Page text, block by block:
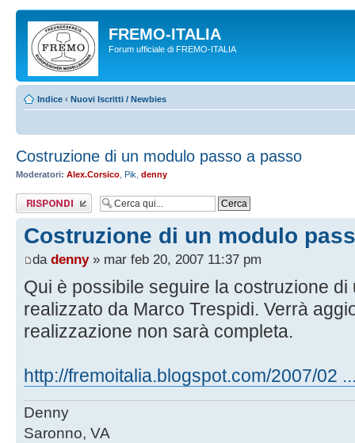
FREMO-ITALIA
Forum ufficiale di FREMO-ITALIA
Indice ‹ Nuovi Iscritti / Newbies
Costruzione di un modulo passo a passo
Moderatori: Alex.Corsico Pik denny
Rispondi al
messaggio
Costruzione di un modulo
da denny» mar feb 20, 2007 11:37 pm
Qui è possibile seguire la costruzione di
realizzato da Marco Trespidi. Verrà
realizzazione non sarà completa.
http://fremoitalia.blogspot.com/2007/02
Denny
Saronno, VA